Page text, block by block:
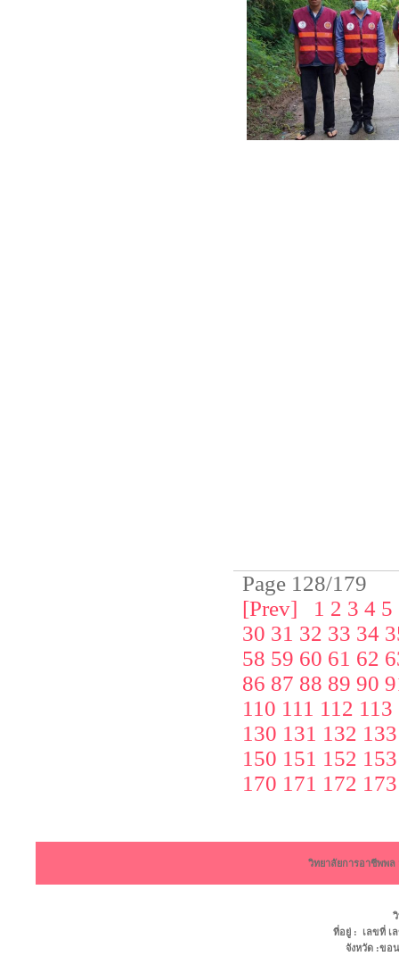
Page 128/179
[Prev]
1 2 3 4 5
30 31 32 33 34
58 59 60 61 62
86 87 88 89 90
110 111 112 113
130 131 132 133
150 151 152 153
170 171 172 173
วิทยาลัยการอาชีพพ
ที่อยู่ : เลขที่ เ
จังหวัด :ข